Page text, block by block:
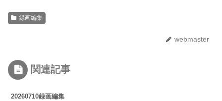
録画編集
webmaster
関連記事
20260710録画編集